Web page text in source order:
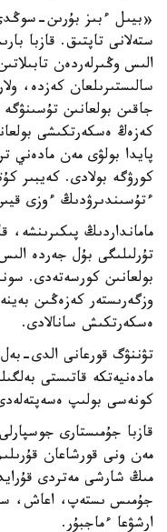
«بيىل ءبىز بۇرىن-
ستەلانى تاپتىق. قازبا
الىس وڭىرلەردەن
سالىستىرىلعان كەزدە،
جاقىن بولعانىن
كەزەڭ ەسكەرتكىشى
پايدا بولۋى مەن مادەني
كورۋگە بولادى. كەيبىر
ءتۇسىندىرۋدىڭ ءوزى
مامانداردىڭ پىكىرىنشە،
تۇرلىلىگى بۇل جەردە
بولعانىن كورسەتەدى.
وزگەرىستەر كەزەڭىن
ەسكەرتكىش سانالادى.
تۋننۋگ قورعانى الدى-
مادەنيەتكە قاتىستى
كونەسى بولىپ
قازبا جۇمىستارى
مىڭ شارشى مەتردى
جۇمىس ىستەپ، اعاش،
ارشۋعا ءماجبۇر.